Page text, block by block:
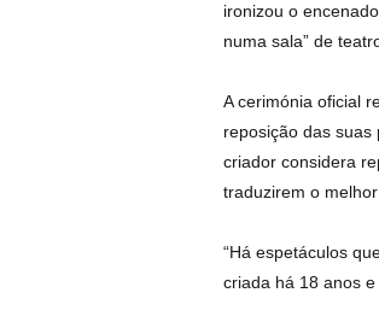
ironizou o
numa sala” de
A cerimónia oficial
reposição das suas
criador considera
traduzirem o
“Há espetáculos
criada há 18 anos